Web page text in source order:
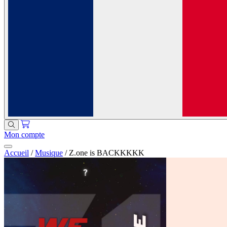
Mon compte
Accueil / Musique / Z.one is BACKKKKK